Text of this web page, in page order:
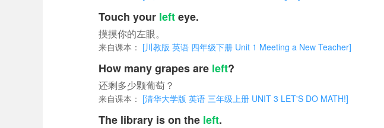
Touch your lefteye.
摸摸你的左眼。
来自课本： [川教版 英语 四年级下册 Unit 1 Meeting a New Teacher]
How many grapes are left?
还剩多少颗葡萄？
来自课本： [清华大学版 英语 三年级上册 UNIT 3 LET'S DO MATH!]
The library is on the left.